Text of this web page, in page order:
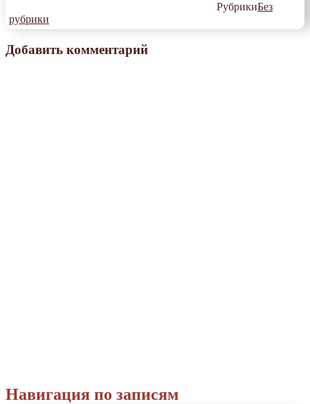
РубрикиБез
рубрики
Добавить комментарий
Навигация по записям